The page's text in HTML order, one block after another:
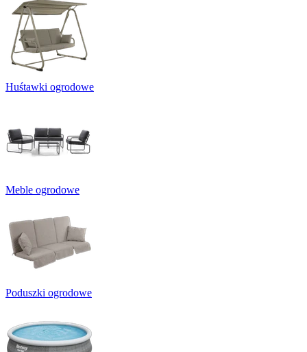
Huśtawki ogrodowe
Meble ogrodowe
Poduszki ogrodowe